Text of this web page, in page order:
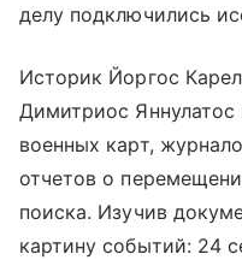
делу подключились
Историк Йоргос
Димитриос Яннулатос
военных карт,
отчетов о
поиска. Изучив
картину событий: 24